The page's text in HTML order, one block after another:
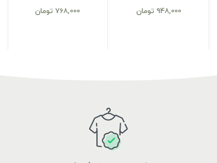
948,000 تومان
768,000 تومان